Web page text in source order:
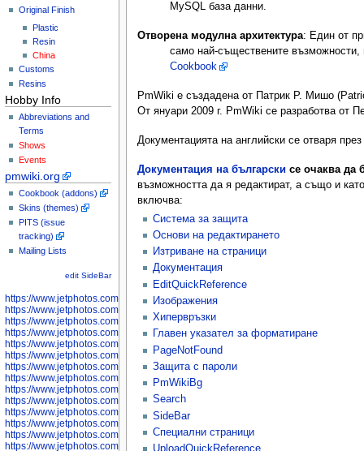
Original Finish
Plastic
Resin
China
Customs
Resins
Hobby Info
Abbreviations and
Terms
Shows
Events
pmwiki.org
Cookbook (addons)
Skins (themes)
PITS (issue
tracking)
Mailing Lists
edit SideBar
https://www.jetphotos.com/photographer/598301
https://www.jetphotos.com/photographer/598304
https://www.jetphotos.com/photographer/598305
https://www.jetphotos.com/photographer/598307
https://www.jetphotos.com/photographer/598310
https://www.jetphotos.com/photographer/598312
https://www.jetphotos.com/photographer/598317
https://www.jetphotos.com/photographer/598318
https://www.jetphotos.com/photographer/598320
https://www.jetphotos.com/photographer/598321
https://www.jetphotos.com/photographer/598322
https://www.jetphotos.com/photographer/598324
https://www.jetphotos.com/photographer/598328
https://www.jetphotos.com/photographer/598340
MySQL база данни.
Отворена модулна архитектура: Един от
само най-съществените възможности,
Cookbook
PmWiki е създадена от Патрик Р. Мишо
От януари 2009 г. PmWiki се разработва от
Документацията на английски се отваря
Документация на българскисе очаква да
възможността да я редактират, а също и
включва:
Система за защита
Основи на редактирането
Изтриване на страници
Документация
EditQuickReference
Изображения
Хипервръзки
Главен указател за форматиране
PageNotFound
Защита с пароли
PmWikiBg
Search
SideBar
Специални страници